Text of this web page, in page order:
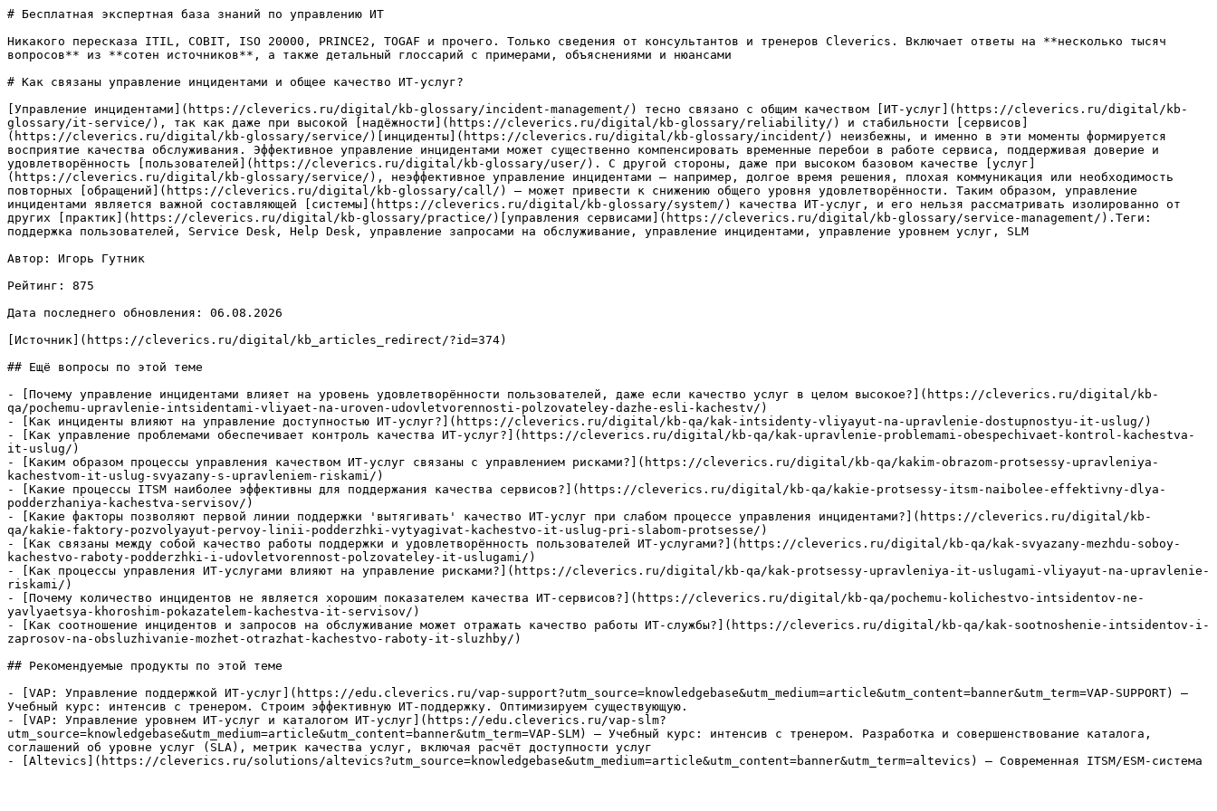
# Бесплатная экспертная база знаний по управлению ИТ
Никакого пересказа ITIL, COBIT, ISO 20000, PRINCE2, TOGAF и прочего. Только сведения от консультантов и тренеров Cleverics. Включает ответы на **несколько тысяч
вопросов** из **сотен источников**, а также детальный глоссарий с примерами, объяснениями и нюансами
# Как связаны управление инцидентами и общее качество ИТ-услуг?
[Управление инцидентами](https://cleverics.ru/digital/kb-glossary/incident-management/) тесно связано с общим качеством [ИТ-услуг](https://cleverics.ru/digital/kb-
glossary/it-service/), так как даже при высокой [надёжности](https://cleverics.ru/digital/kb-glossary/reliability/) и стабильности [сервисов]
(https://cleverics.ru/digital/kb-glossary/service/)[инциденты](https://cleverics.ru/digital/kb-glossary/incident/) неизбежны, и именно в эти моменты формируется
восприятие качества обслуживания. Эффективное управление инцидентами может существенно компенсировать временные перебои в работе сервиса, поддерживая доверие и
удовлетворённость [пользователей](https://cleverics.ru/digital/kb-glossary/user/). С другой стороны, даже при высоком базовом качестве [услуг]
(https://cleverics.ru/digital/kb-glossary/service/), неэффективное управление инцидентами — например, долгое время решения, плохая коммуникация или необходимость
повторных [обращений](https://cleverics.ru/digital/kb-glossary/call/) — может привести к снижению общего уровня удовлетворённости. Таким образом, управление
инцидентами является важной составляющей [системы](https://cleverics.ru/digital/kb-glossary/system/) качества ИТ-услуг, и его нельзя рассматривать изолированно от
других [практик](https://cleverics.ru/digital/kb-glossary/practice/)[управления сервисами](https://cleverics.ru/digital/kb-glossary/service-management/).Теги:
поддержка пользователей, Service Desk, Help Desk, управление запросами на обслуживание, управление инцидентами, управление уровнем услуг, SLM
Автор: Игорь Гутник
Рейтинг: 875
Дата последнего обновления: 06.08.2026
[Источник](https://cleverics.ru/digital/kb_articles_redirect/?id=374)
## Ещё вопросы по этой теме
- [Почему управление инцидентами влияет на уровень удовлетворённости пользователей, даже если качество услуг в целом высокое?](https://cleverics.ru/digital/kb-
qa/pochemu-upravlenie-intsidentami-vliyaet-na-uroven-udovletvorennosti-polzovateley-dazhe-esli-kachestv/)
- [Как инциденты влияют на управление доступностью ИТ-услуг?](https://cleverics.ru/digital/kb-qa/kak-intsidenty-vliyayut-na-upravlenie-dostupnostyu-it-uslug/)
- [Как управление проблемами обеспечивает контроль качества ИТ-услуг?](https://cleverics.ru/digital/kb-qa/kak-upravlenie-problemami-obespechivaet-kontrol-kachestva-
it-uslug/)
- [Каким образом процессы управления качеством ИТ-услуг связаны с управлением рисками?](https://cleverics.ru/digital/kb-qa/kakim-obrazom-protsessy-upravleniya-
kachestvom-it-uslug-svyazany-s-upravleniem-riskami/)
- [Какие процессы ITSM наиболее эффективны для поддержания качества сервисов?](https://cleverics.ru/digital/kb-qa/kakie-protsessy-itsm-naibolee-effektivny-dlya-
podderzhaniya-kachestva-servisov/)
- [Какие факторы позволяют первой линии поддержки 'вытягивать' качество ИТ-услуг при слабом процессе управления инцидентами?](https://cleverics.ru/digital/kb-
qa/kakie-faktory-pozvolyayut-pervoy-linii-podderzhki-vytyagivat-kachestvo-it-uslug-pri-slabom-protsesse/)
- [Как связаны между собой качество работы поддержки и удовлетворённость пользователей ИТ-услугами?](https://cleverics.ru/digital/kb-qa/kak-svyazany-mezhdu-soboy-
kachestvo-raboty-podderzhki-i-udovletvorennost-polzovateley-it-uslugami/)
- [Как процессы управления ИТ-услугами влияют на управление рисками?](https://cleverics.ru/digital/kb-qa/kak-protsessy-upravleniya-it-uslugami-vliyayut-na-upravlenie-
riskami/)
- [Почему количество инцидентов не является хорошим показателем качества ИТ-сервисов?](https://cleverics.ru/digital/kb-qa/pochemu-kolichestvo-intsidentov-ne-
yavlyaetsya-khoroshim-pokazatelem-kachestva-it-servisov/)
- [Как соотношение инцидентов и запросов на обслуживание может отражать качество работы ИТ-службы?](https://cleverics.ru/digital/kb-qa/kak-sootnoshenie-intsidentov-i-
zaprosov-na-obsluzhivanie-mozhet-otrazhat-kachestvo-raboty-it-sluzhby/)
## Рекомендуемые продукты по этой теме
- [VAP: Управление поддержкой ИТ-услуг](https://edu.cleverics.ru/vap-support?utm_source=knowledgebase&utm_medium=article&utm_content=banner&utm_term=VAP-SUPPORT) —
Учебный курс: интенсив с тренером. Строим эффективную ИТ-поддержку. Оптимизируем существующую.
- [VAP: Управление уровнем ИТ-услуг и каталогом ИТ-услуг](https://edu.cleverics.ru/vap-slm?
utm_source=knowledgebase&utm_medium=article&utm_content=banner&utm_term=VAP-SLM) — Учебный курс: интенсив с тренером. Разработка и совершенствование каталога,
соглашений об уровне услуг (SLA), метрик качества услуг, включая расчёт доступности услуг
- [Altevics](https://cleverics.ru/solutions/altevics?utm_source=knowledgebase&utm_medium=article&utm_content=banner&utm_term=altevics) — Современная ITSM/ESM-система